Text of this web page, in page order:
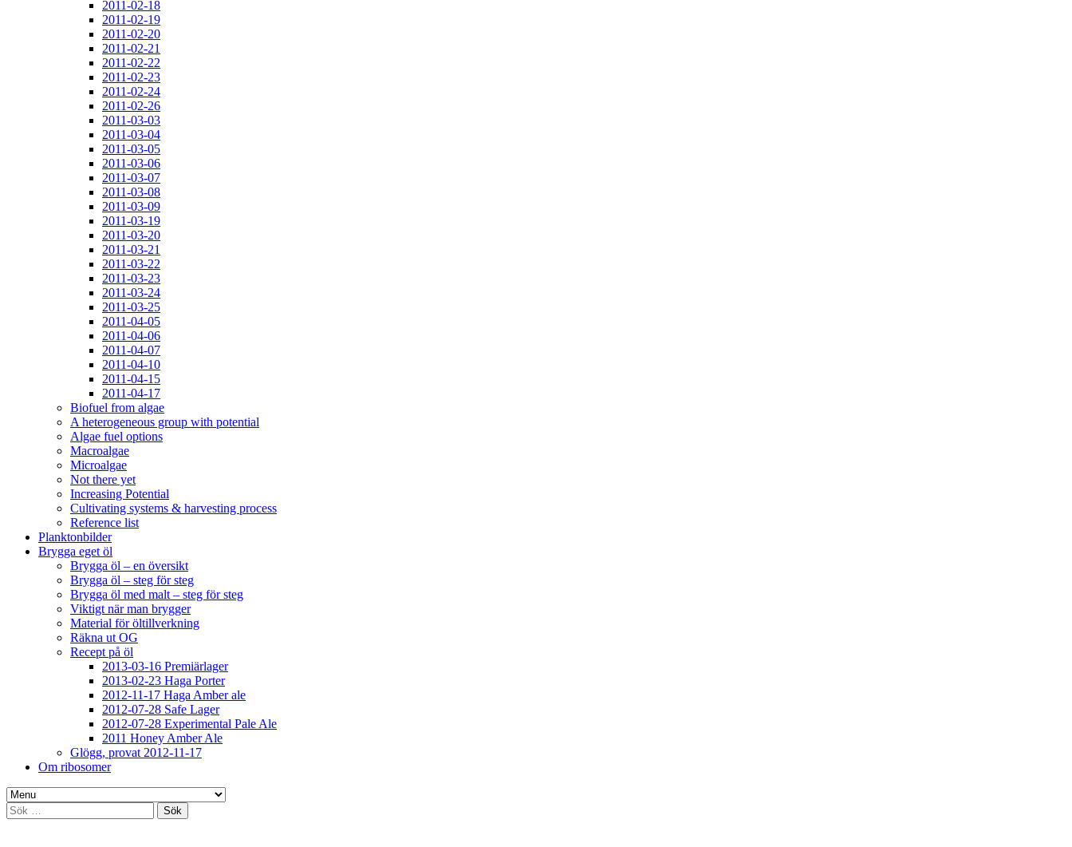
2011-02-18
2011-02-19
2011-02-20
2011-02-21
2011-02-22
2011-02-23
2011-02-24
2011-02-26
2011-03-03
2011-03-04
2011-03-05
2011-03-06
2011-03-07
2011-03-08
2011-03-09
2011-03-19
2011-03-20
2011-03-21
2011-03-22
2011-03-23
2011-03-24
2011-03-25
2011-04-05
2011-04-06
2011-04-07
2011-04-10
2011-04-15
2011-04-17
Biofuel from algae
A heterogeneous group with potential
Algae fuel options
Macroalgae
Microalgae
Not there yet
Increasing Potential
Cultivating systems & harvesting process
Reference list
Planktonbilder
Brygga eget öl
Brygga öl – en översikt
Brygga öl – steg för steg
Brygga öl med malt – steg för steg
Viktigt när man brygger
Material för öltillverkning
Räkna ut OG
Recept på öl
2013-03-16 Premiärlager
2013-02-23 Haga Porter
2012-11-17 Haga Amber ale
2012-07-28 Safe Lager
2012-07-28 Experimental Pale Ale
2011 Honey Amber Ale
Glögg, provat 2012-11-17
Om ribosomer
Sök
efter: